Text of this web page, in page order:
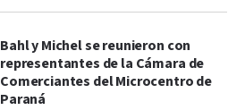
Bahl y Michel se reunieron con
representantes de la Cámara de
Comerciantes del Microcentro de
Paraná